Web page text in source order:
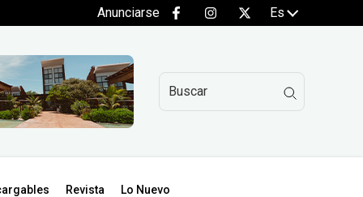
Anunciarse Es
Revista Lo Nuevo